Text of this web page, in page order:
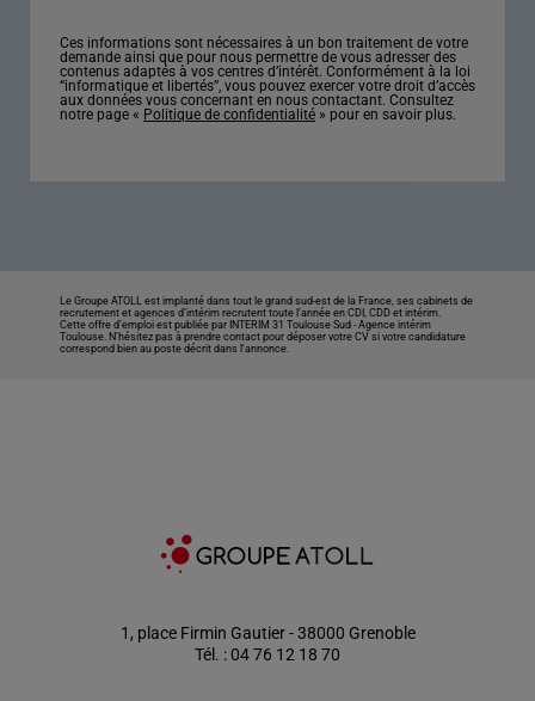
Ces informations sont nécessaires à un bon traitement de votre
demande ainsi que pour nous permettre de vous adresser des
contenus adaptés à vos centres d’intérêt. Conformément à la loi
“informatique et libertés”, vous pouvez exercer votre droit d’accès
aux données vous concernant en nous contactant. Consultez
notre page « Politique de confidentialité » pour en savoir plus.
Le Groupe ATOLL est implanté dans tout le grand sud-est de la France, ses cabinets de
recrutement et agences d’intérim recrutent toute l’année en CDI, CDD et intérim.
Cette offre d’emploi est publiée par INTERIM 31 Toulouse Sud -Agence intérim
Toulouse. N’hésitez pas à prendre contact pour déposer votre CV si votre candidature
correspond bien au poste décrit dans l'annonce.
1, place Firmin Gautier - 38000 Grenoble
Tél. : 04 76 12 18 70